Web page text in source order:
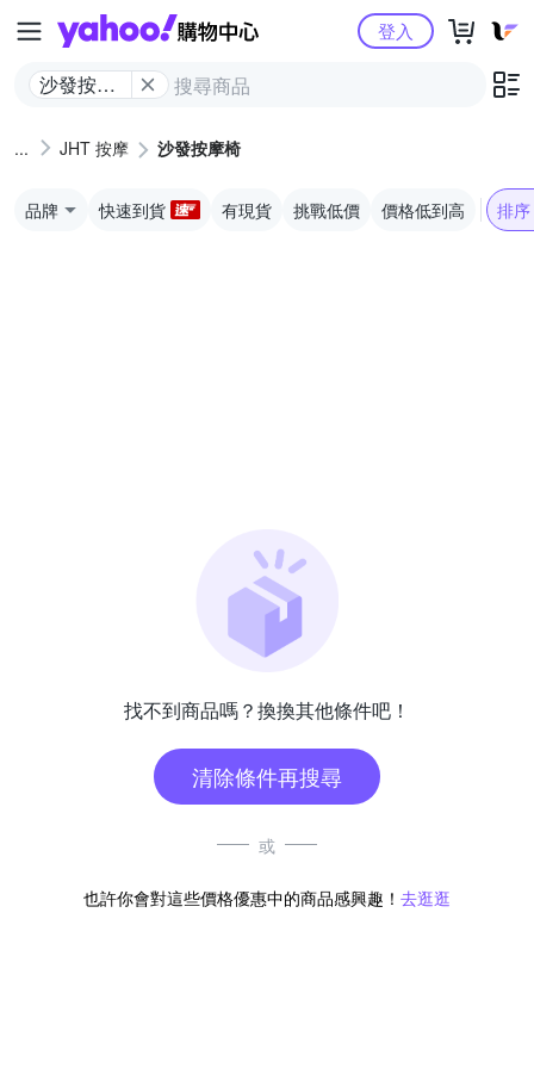
Yahoo購物中心
沙發按摩
登入
JHT 按摩 沙發按摩椅
品牌 快速到貨 有現貨 挑戰低價 價格低到高 排序
找不到商品嗎？換換其他條件吧！
清除條件再搜尋
或
也許你會對這些價格優惠中的商品感興趣！ 去逛逛